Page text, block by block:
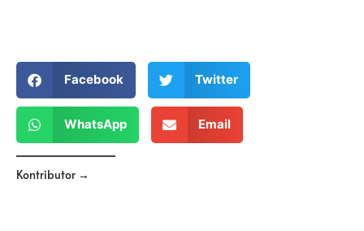
Facebook Twitter
WhatsApp Email
Kontributor →